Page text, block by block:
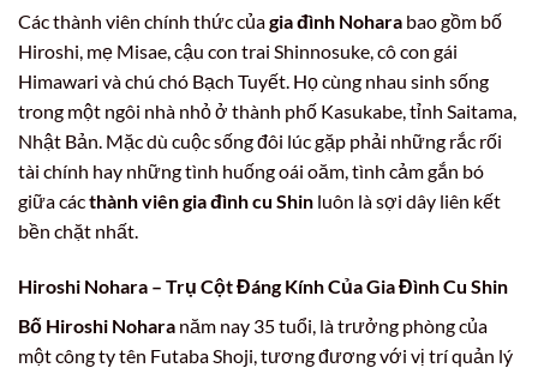
Các thành viên chính thức củagia đình Nohara bao gồm bố
Hiroshi, mẹ Misae, cậu con trai Shinnosuke, cô con gái
Himawari và chú chó Bạch Tuyết. Họ cùng nhau sinh sống
trong một ngôi nhà nhỏ ở thành phố Kasukabe, tỉnh Saitama,
Nhật Bản. Mặc dù cuộc sống đôi lúc gặp phải những rắc rối
tài chính hay những tình huống oái oăm, tình cảm gắn bó
giữa cácthành viên gia đình cu Shin luôn là sợi dây liên kết
bền chặt nhất.
Hiroshi Nohara – Trụ Cột Đáng Kính CủaGia Đình Cu Shin
Bố Hiroshi Nohara năm nay 35 tuổi, là trưởng phòng của
một công ty tên Futaba Shoji, tương đương với vị trí quản lý